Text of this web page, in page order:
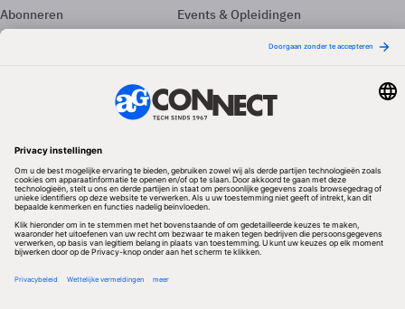
Abonneren
Adverteren
Events & Opleidingen
Nieuwsbrieven
Volg ons
Redactionele partner